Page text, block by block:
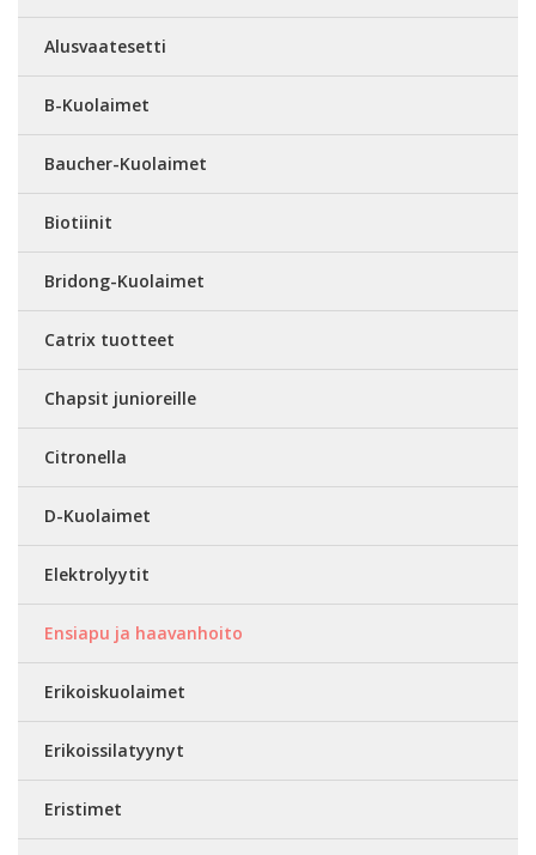
Alusvaatesetti
B-Kuolaimet
Baucher-Kuolaimet
Biotiinit
Bridong-Kuolaimet
Catrix tuotteet
Chapsit junioreille
Citronella
D-Kuolaimet
Elektrolyytit
Ensiapu ja haavanhoito
Erikoiskuolaimet
Erikoissilatyynyt
Eristimet